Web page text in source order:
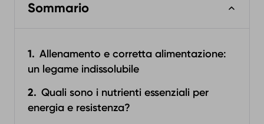
Sommario
Allenamento e corretta alimentazione:
un legame indissolubile
Quali sono i nutrienti essenziali per
energia e resistenza?